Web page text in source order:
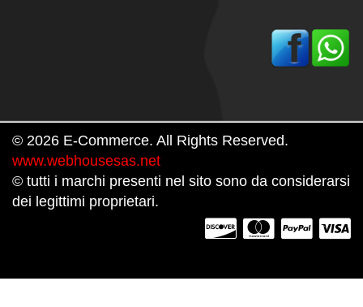
© 2026 E-Commerce. All Rights Reserved.
www.webhousesas.net
© tutti i marchi presenti nel sito sono da considerarsi
dei legittimi proprietari.